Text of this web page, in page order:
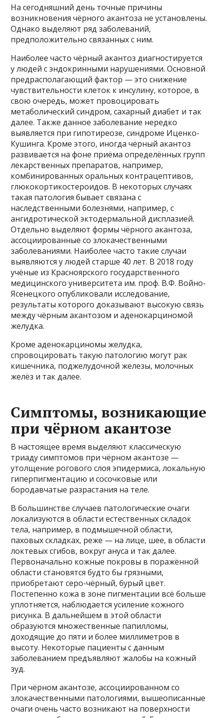
На сегодняшний день точные причины
возникновения чёрного акантоза не установлены.
Однако выделяют ряд заболеваний,
предположительно связанных с ним.
Наиболее часто чёрный акантоз диагностируется
у людей с эндокринными нарушениями. Основной
предрасполагающий фактор — это снижение
чувствительности клеток к инсулину, которое, в
свою очередь, может провоцировать
метаболический синдром, сахарный диабет и так
далее. Также данное заболевание нередко
выявляется при гипотиреозе, синдроме Иценко-
Кушинга. Кроме этого, иногда чёрный акантоз
развивается на фоне приёма определённых групп
лекарственных препаратов, например,
комбинированных оральных контрацептивов,
глюкокортикостероидов. В некоторых случаях
такая патология бывает связана с
наследственными болезнями, например, с
ангидротической эктодермальной дисплазией.
Отдельно выделяют формы чёрного акантоза,
ассоциированные со злокачественными
заболеваниями. Наиболее часто такие случаи
выявляются у людей старше 40 лет. В 2018 году
учёные из Красноярского государственного
медицинского университета им. проф. В.Ф. Войно-
Ясенецкого опубликовали исследование,
результаты которого доказывают высокую связь
между чёрным акантозом и аденокарциномой
желудка.
Кроме аденокарциномы желудка,
спровоцировать такую патологию могут рак
кишечника, поджелудочной железы, молочных
желёз и так далее.
Симптомы, возникающие
при чёрном акантозе
В настоящее время выделяют классическую
триаду симптомов при чёрном акантозе —
утолщение рогового слоя эпидермиса, локальную
гиперпигментацию и сосочковые или
бородавчатые разрастания на теле.
В большинстве случаев патологические очаги
локализуются в области естественных складок
тела, например, в подмышечной области,
паховых складках, реже — на лице, шее, в области
локтевых сгибов, вокруг ануса и так далее.
Первоначально кожные покровы в поражённой
области становятся будто бы грязными,
приобретают серо-чёрный, бурый цвет.
Постепенно кожа в зоне пигментации всё больше
уплотняется, наблюдается усиление кожного
рисунка. В дальнейшем в этой области
образуются множественные папилломы,
доходящие до пяти и более миллиметров в
высоту. Некоторые пациенты с данным
заболеванием предъявляют жалобы на кожный
зуд.
При чёрном акантозе, ассоциированном со
злокачественными патологиями, вышеописанные
очаги очень часто возникают на поверхности